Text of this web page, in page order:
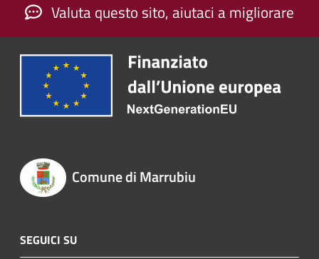
Valuta questo sito, aiutaci a migliorare
Comune di Marrubiu
SEGUICI SU